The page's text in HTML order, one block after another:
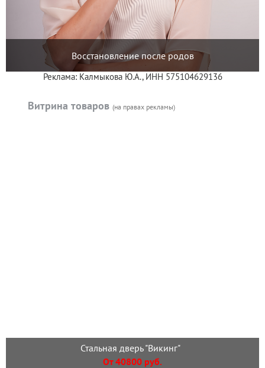
Восстановление после родов
Реклама: Калмыкова Ю.А., ИНН 575104629136
Витрина товаров (на правах рекламы)
Стальная дверь "Викинг"
От 40800 руб.